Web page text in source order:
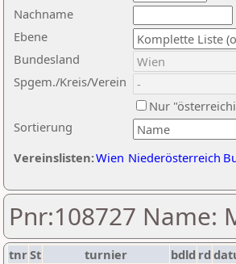
Nachname
Ebene
Sortierung
Bundesland
Spgem./Kreis/Verein
Nur
Vereinslisten:Wien Niederösterreich
Pnr:108727 Name:
tnrSt turnier bdld rd